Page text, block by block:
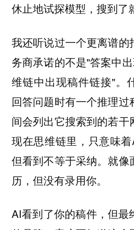
休止地试探模型，搜到了
我还听说过一个更离谱的
务商承诺的不是"答案中
维链中出现稿件链接"。
回答问题时有一个推理过
间会列出它搜索到的若干
现在思维链里，只意味
但看到不等于采纳。就像
历，但没有录用你。
AI看到了你的稿件，但最